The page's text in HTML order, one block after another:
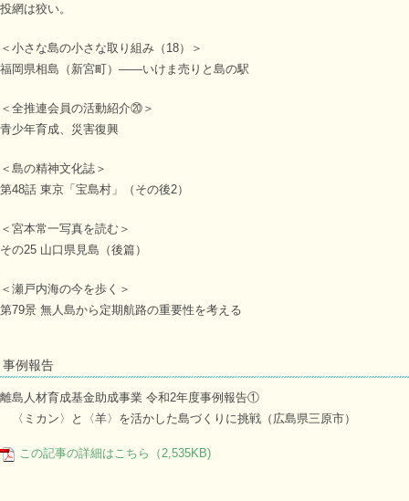
投網は狡い。
＜小さな島の小さな取り組み（18）＞
福岡県相島（新宮町）――いけま売りと島の駅
＜全推連会員の活動紹介⑳＞
青少年育成、災害復興
＜島の精神文化誌＞
第48話 東京「宝島村」（その後2）
＜宮本常一写真を読む＞
その25 山口県見島（後篇）
＜瀬戸内海の今を歩く＞
第79景 無人島から定期航路の重要性を考える
事例報告
離島人材育成基金助成事業 令和2年度事例報告①
〈ミカン〉と〈羊〉を活かした島づくりに挑戦（広島県三原市）
この記事の詳細はこちら（2,535KB)